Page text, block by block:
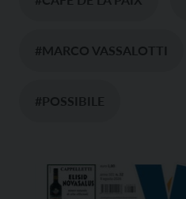
#MARCO VASSALOTTI
#POSSIBILE